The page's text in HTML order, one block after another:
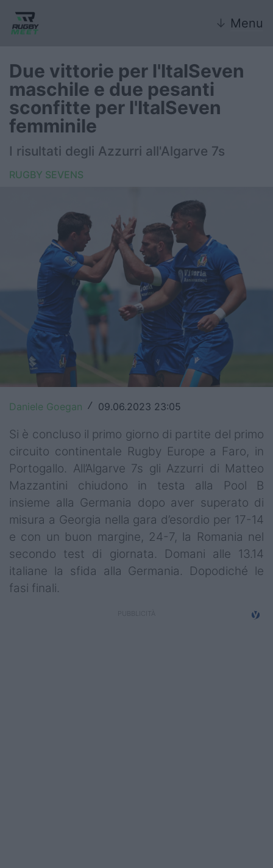
↓ Menu
Nazionale
Nazionali giovanili
Rugby Sevens
FIR
Internazionale
6 Nazioni
United Rugby Championship
Top14
Premiership
Champions Cup
Challenge Cup
Super Rugby
Rugby in TV
Mercato
Serie A Elite
Campionati
Serie A
Due vittorie per l'ItalSeven
maschile e due pesanti
sconfitte per l'ItalSeven
femminile
I risultati degli Azzurri all'Algarve 7s
RUGBY SEVENS
Daniele Goegan / 09.06.2023 23:05
Si è concluso il primo giorno di partite del primo
circuito continentale Rugby Europe a Faro, in
Portogallo. All’Algarve 7s gli Azzurri di Matteo
Mazzantini chiudono in testa alla Pool B
insieme alla Germania dopo aver superato di
misura a Georgia nella gara d’esordio per 17-14
e con un buon margine, 24-7, la Romania nel
secondo test di giornata. Domani alle 13.14
italiane la sfida alla Germania. Dopodiché le
fasi finali.